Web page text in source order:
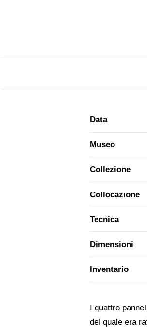
Data
Museo
Collezione
Collocazione
Tecnica
Dimensioni
Inventario
I quattro
del quale era